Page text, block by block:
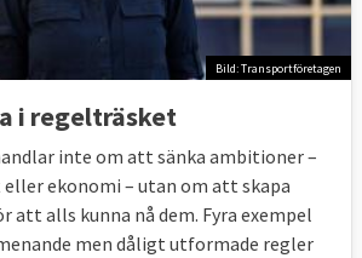
Bild: Transportföretagen
i regelträsket
inte om att sänka ambitioner –
ekonomi – utan om att skapa
alls kunna nå dem. Fyra exempel
men dåligt utformade regler